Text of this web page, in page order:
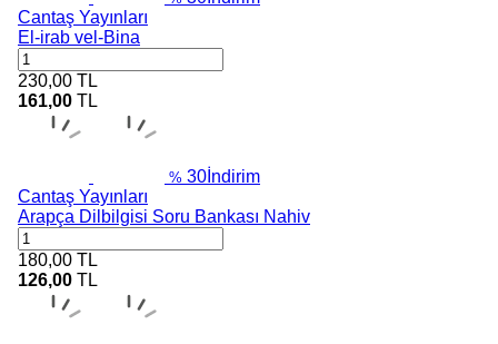
Cantaş Yayınları
El-irab vel-Bina
230,00 TL
161,00 TL
% 30 İndirim
Cantaş Yayınları
Arapça Dilbilgisi Soru Bankası Nahiv
180,00 TL
126,00 TL